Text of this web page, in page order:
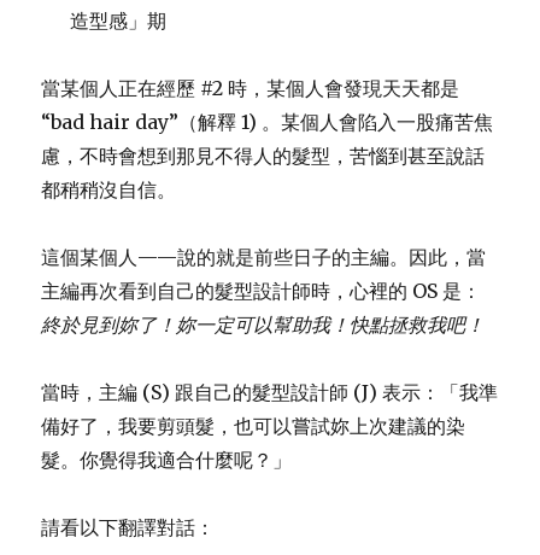
造型感」期
當某個人正在經歷 #2 時，某個人會發現天天都是
“bad hair day”（解釋 1) 。某個人會陷入一股痛苦焦
慮，不時會想到那見不得人的髮型，苦惱到甚至說話
都稍稍沒自信。
這個某個人——說的就是前些日子的主編。因此，當
主編再次看到自己的髮型設計師時，心裡的 OS 是：
終於見到妳了！妳一定可以幫助我！快點拯救我吧！
當時，主編 (S) 跟自己的髮型設計師 (J) 表示：「我準
備好了，我要剪頭髮，也可以嘗試妳上次建議的染
髮。你覺得我適合什麼呢？」
請看以下翻譯對話：